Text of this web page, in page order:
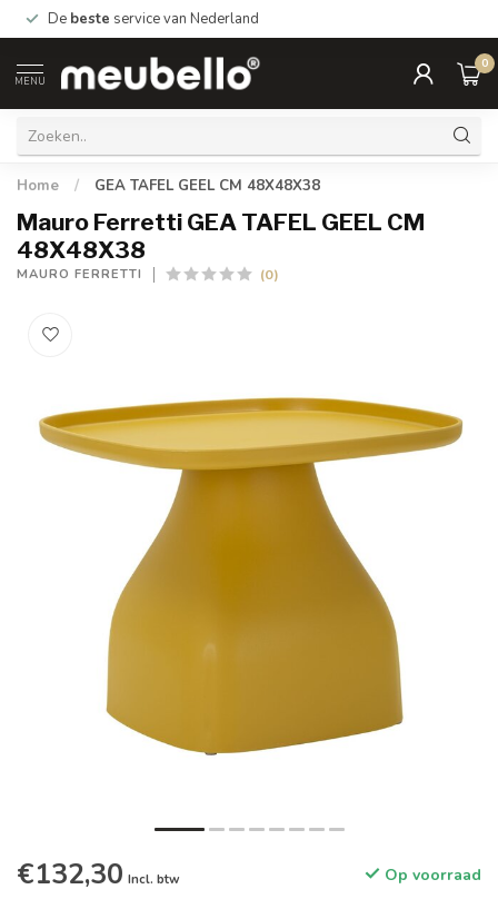
De beste service van Nederland
MENU
0
Home / GEA TAFEL GEEL CM 48X48X38
Mauro Ferretti GEA TAFEL GEEL CM
48X48X38
MAURO FERRETTI (0)
€132,30 Incl. btw Op voorraad